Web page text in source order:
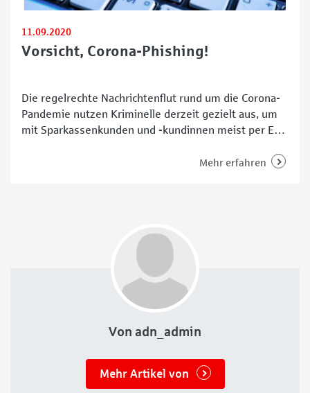
11.09.2020
Vorsicht, Corona-Phishing!
Die regelrechte Nachrichtenflut rund um die Corona-
Pandemie nutzen Kriminelle derzeit gezielt aus, um
mit Sparkassenkunden und -kundinnen meist per E-
Schreiben geben sie sich als Betriebszugehörige aus
Mehr erfahren
Von adn_admin
Mehr Artikel von